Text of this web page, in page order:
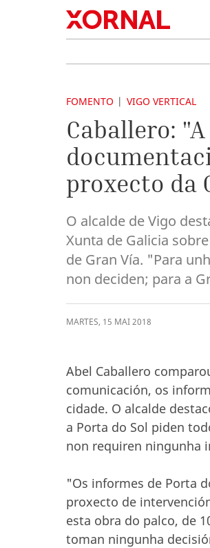
FOMENTO VIGO VERTICAL
Caballero:
proxecto da
O alcalde de Vigo
Xunta de Galicia
de Gran Vía. "Para
non deciden; para a
MARTES, 15 MAI2018
Abel Caballero
comunicación, os
cidade. O alcalde
a Porta do Sol piden
non requiren ningunha
"Os informes de Porta
proxecto de
esta obra do palco, de
toman ningunha